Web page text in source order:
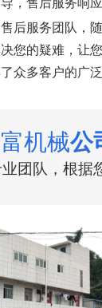
后服务团队，
您的疑难，让
众多客户的广泛
机械公
团队，根据